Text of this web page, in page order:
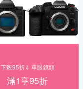
下殺95折⇓ 單眼鏡頭
滿1享95折